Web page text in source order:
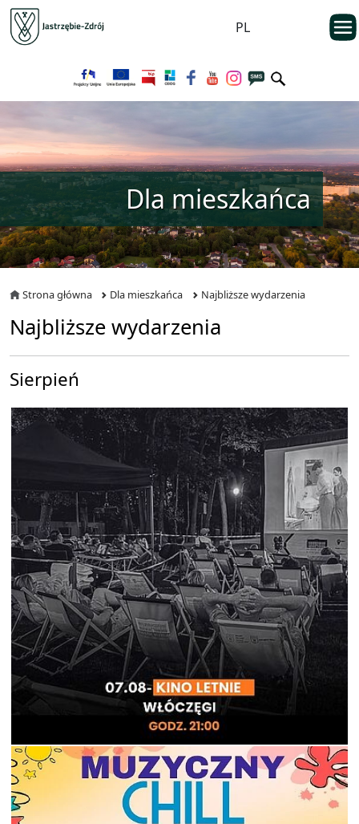
Przejdź do menu głównego
Przejdź do treści
PL
Dla mieszkańca
Strona główna Dla mieszkańca Najbliższe wydarzenia
Najbliższe wydarzenia
Sierpień